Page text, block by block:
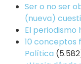
Ser o no ser
(nueva)
El periodismo
10 conceptos
Política